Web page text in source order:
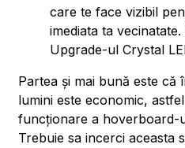
care te face vizibil
imediata ta
Upgrade-ul Crystal
Partea și mai bună este că
lumini este economic,
funcționare a hoverboard-
Trebuie sa incerci aceasta